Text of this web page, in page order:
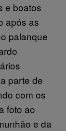
e boatos
após as
palanque
parte de
com os
foto ao
e da